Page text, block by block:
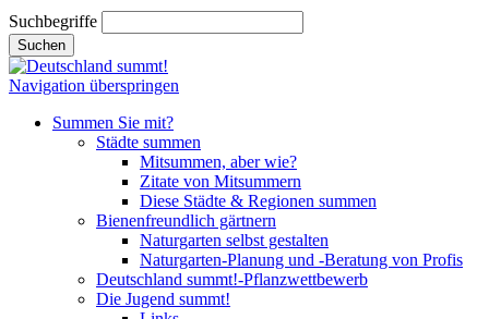
Suchbegriffe
Suchen
Navigation überspringen
Summen Sie mit?
Städte summen
Mitsummen, aber wie?
Zitate von Mitsummern
Diese Städte & Regionen summen
Bienenfreundlich gärtnern
Naturgarten selbst gestalten
Naturgarten-Planung und -Beratung von Profis
Deutschland summt!-Pflanzwettbewerb
Die Jugend summt!